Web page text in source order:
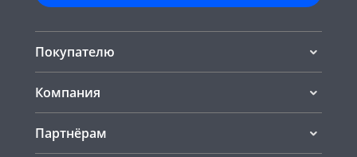
Покупателю
Компания
Партнёрам